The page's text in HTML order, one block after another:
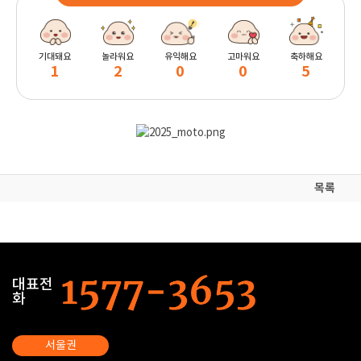
기대돼요
1
놀라워요
2
유익해요
0
고마워요
0
축하해요
5
목록
대표전
화